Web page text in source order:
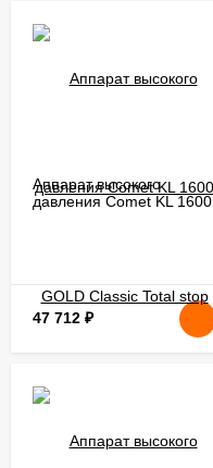
Аппарат высокого
давления Comet KL 1600
47 712 ₽